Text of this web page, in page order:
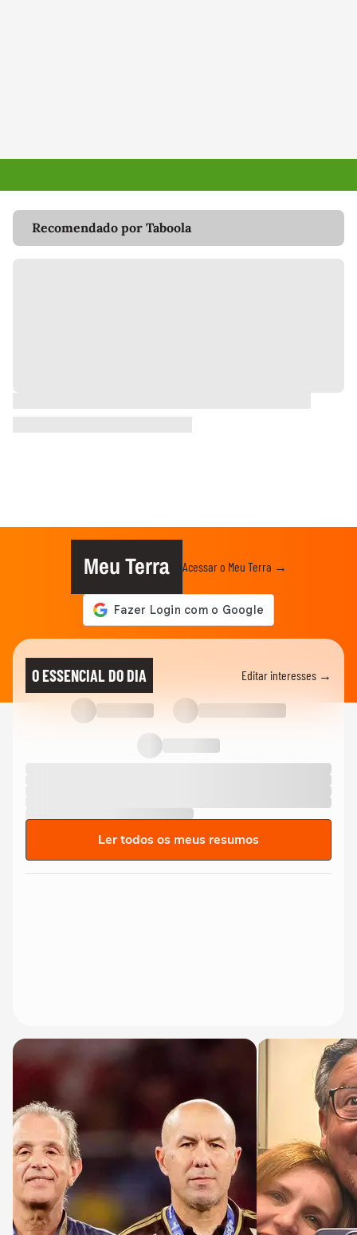
Recomendado por Taboola
Meu Terra Acessar o Meu Terra →
O ESSENCIAL DO DIA Editar interesses →
Ler todos os meus resumos